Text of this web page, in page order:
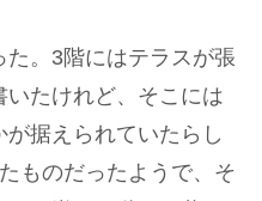
た。3階にはテラスが張
いたけれど、そこには
据えられていたらし
ものだったようで、そ